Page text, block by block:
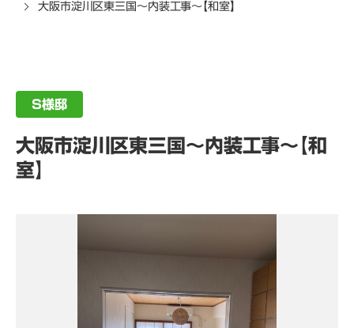
大阪市淀川区東三国～内装工事～【和室】
S様邸
大阪市淀川区東三国～内装工事～【和
室】